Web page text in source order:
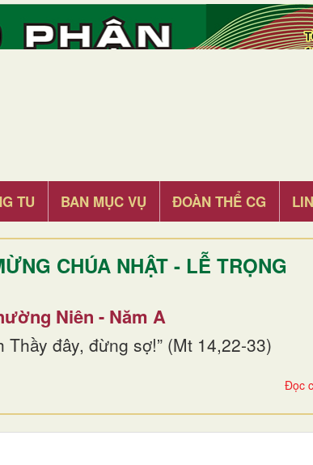
TU BAN MỤC VỤ ĐOÀN THỂ CG
CHÚA NHẬT - LỄ TRỌNG
Niên - Năm A
Thầy đây, đừng sợ!” (Mt 14,22-33)
Đọc